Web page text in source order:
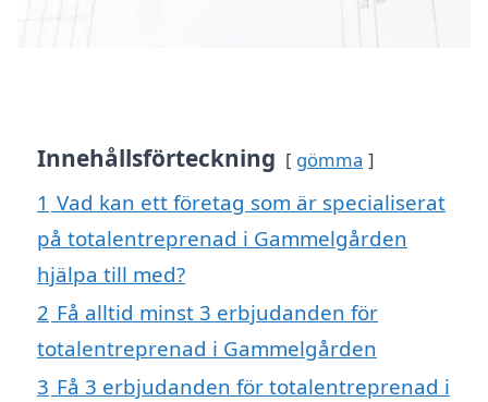
Innehållsförteckning gömma
1 Vad kan ett företag som är specialiserat
på totalentreprenad i Gammelgården
hjälpa till med?
2 Få alltid minst 3 erbjudanden för
totalentreprenad i Gammelgården
3 Få 3 erbjudanden för totalentreprenad i